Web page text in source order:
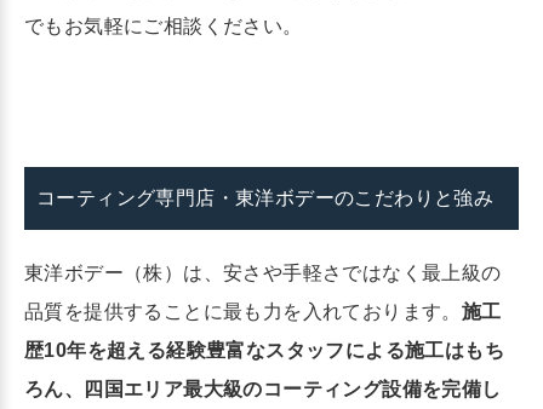
でもお気軽にご相談ください。
コーティング専門店・東洋ボデーのこだわりと強み
東洋ボデー（株）は、安さや手軽さではなく最上級の
品質を提供することに最も力を入れております。 施工
歴10年を超える経験豊富なスタッフによる施工はもち
ろん、四国エリア最大級のコーティング設備を完備し